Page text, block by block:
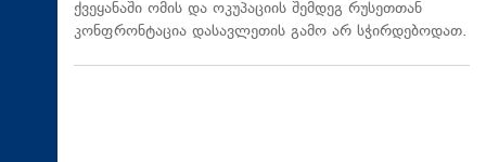
ქვეყანაში ომის და ოკუპაციის შემდეგ რუსეთთან
კონფრონტაცია დასავლეთის გამო არ სჭირდებოდათ.